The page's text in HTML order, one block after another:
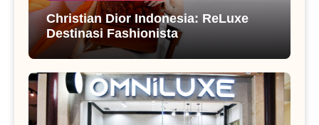
Christian Dior Indonesia: ReLuxe
Destinasi Fashionista